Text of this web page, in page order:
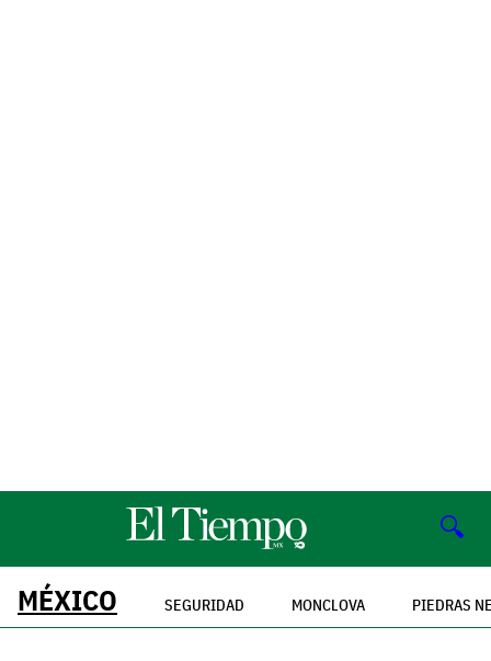
🔍
MÉXICO SEGURIDAD MONCLOVA PIEDRAS